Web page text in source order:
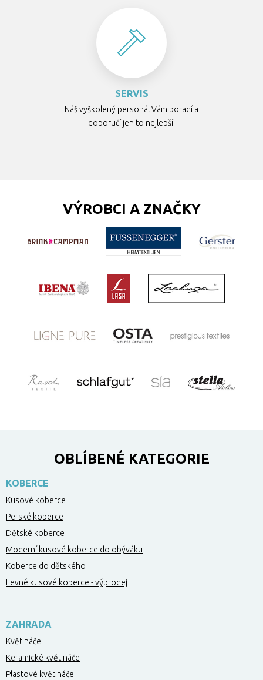
SERVIS
Náš vyškolený personál Vám poradí a
doporučí jen to nejlepší.
VÝROBCI A ZNAČKY
OBLÍBENÉ KATEGORIE
KOBERCE
Kusové koberce
Perské koberce
Dětské koberce
Moderní kusové koberce do obýváku
Koberce do dětského
Levné kusové koberce - výprodej
ZAHRADA
Květináče
Keramické květináče
Plastové květináče